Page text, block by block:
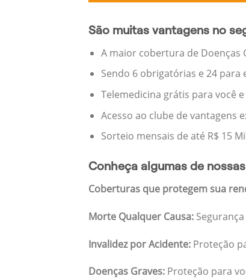
São muitas vantagens no
A maior cobertura de Doenças
Sendo 6 obrigatórias e 24 para
Telemedicina grátis para você
Acesso ao clube de vantagens
Sorteio mensais de até R$ 15
Conheça algumas de
Coberturas que protegem sua
Morte Qualquer Causa:
Invalidez por Acidente: Proteção
Doenças Graves: Proteção para